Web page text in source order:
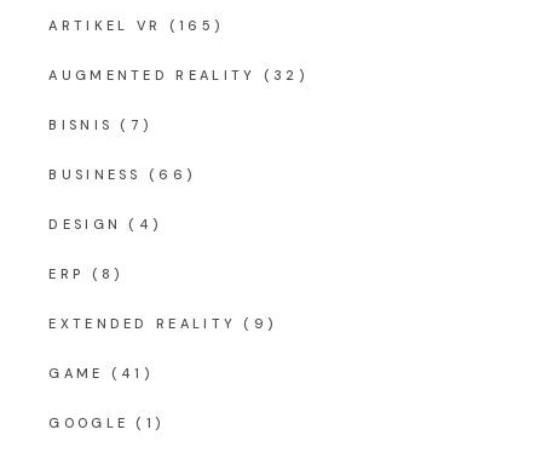
ARTIKEL VR (165)
AUGMENTED REALITY (32)
BISNIS (7)
BUSINESS (66)
DESIGN (4)
ERP (8)
EXTENDED REALITY (9)
GAME (41)
GOOGLE (1)